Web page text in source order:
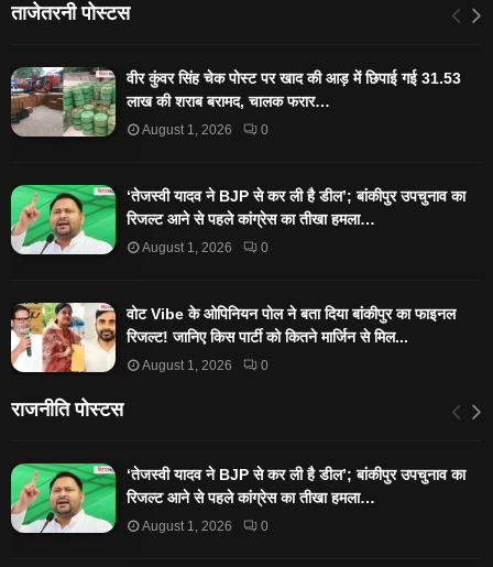
ताजेतरनी पोस्टस
वीर कुंवर सिंह चेक पोस्ट पर खाद की आड़ में छिपाई गई 31.53
लाख की शराब बरामद, चालक फरार…
August 1, 2026 0
‘तेजस्‍वी यादव ने BJP से कर ली है डील’; बांकीपुर उपचुनाव का
रिजल्‍ट आने से पहले कांग्रेस का तीखा हमला…
August 1, 2026 0
वोट Vibe के ओपिनियन पोल ने बता दिया बांकीपुर का फाइनल
रिजल्ट! जानिए किस पार्टी को कितने मार्जिन से मिल...
August 1, 2026 0
राजनीति पोस्टस
‘तेजस्‍वी यादव ने BJP से कर ली है डील’; बांकीपुर उपचुनाव का
रिजल्‍ट आने से पहले कांग्रेस का तीखा हमला…
August 1, 2026 0